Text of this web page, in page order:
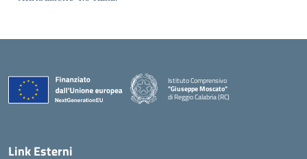
Istituto Comprensivo
"Giuseppe Moscato"
di Reggio Calabria (RC)
— Visita la pagina iniziale della scuola
Link Esterni